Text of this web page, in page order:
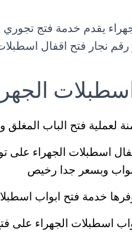
يقدم خدمة فتج
نجار فتح اقفال
فتح الباب المغلق
اسطبلات الجهراء على
وبسعر جدا رخيص
خدمة فتح ابواب
اسطبلات الجهراء على فتح